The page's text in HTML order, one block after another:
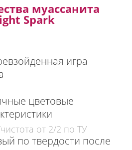
муассанита
Spark
игра
цветовые
от 2/2 по ТУ
по твердости после